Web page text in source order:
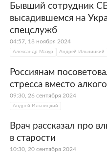
Бывший сотрудник
высадившемся на
спецслужб
04:57, 18 ноября 2024
Александр Мазур Андрей Ильницкий
Россиянам
стресса вместо
09:30, 26 сентября 2024
Андрей Ильницкий
Врач рассказал про
в старости
10:30, 20 сентября 2024